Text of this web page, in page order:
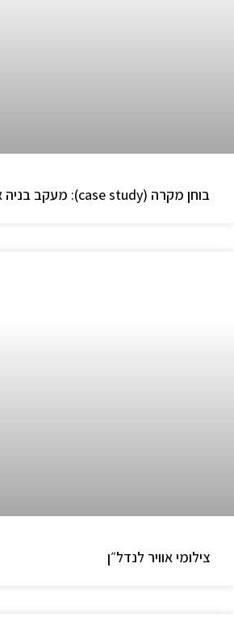
בוחן מקרה (case study): מעקב בניה ארוך טווח
צילומי אוויר לנדל״ן